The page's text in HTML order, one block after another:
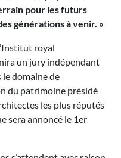
pour les futurs
générations à venir. »
royal
un jury indépendant
le domaine de
du patrimoine présidé
les plus réputés
sera annoncé le 1er